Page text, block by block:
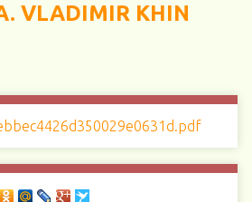
VLADIMIR KHIN